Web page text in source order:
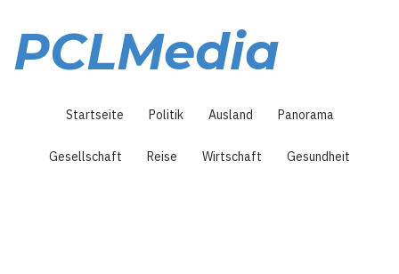
Inhalt
PCLMedia
Startseite Politik Ausland Panorama
Gesellschaft Reise Wirtschaft Gesundheit